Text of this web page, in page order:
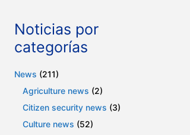
Noticias por
categorías
News (211)
Agriculture news (2)
Citizen security news (3)
Culture news (52)